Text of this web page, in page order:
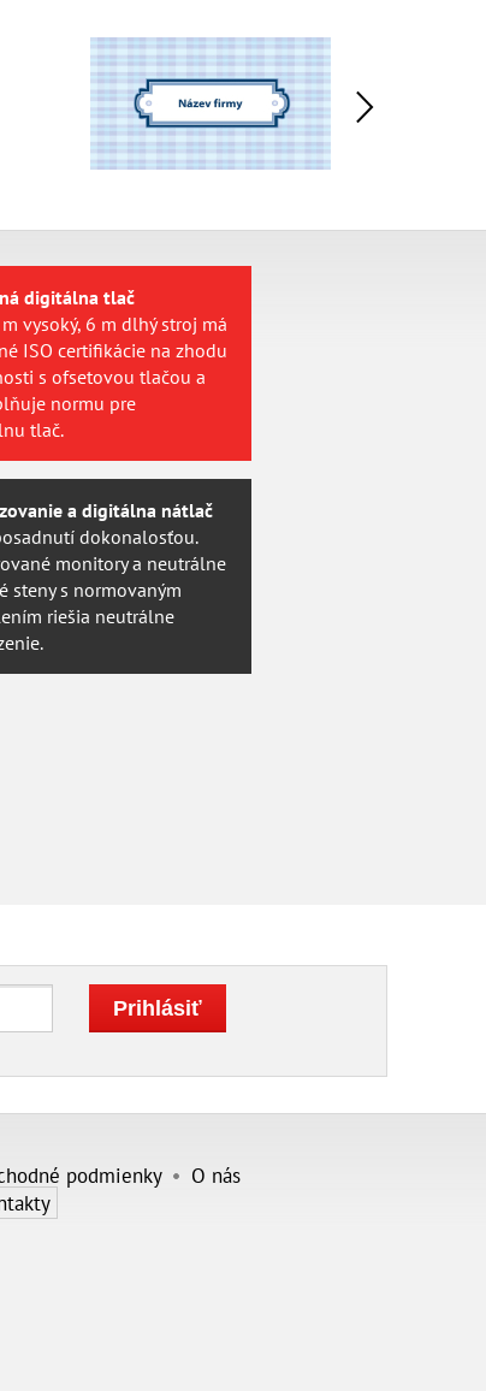
digitálna tlač
vysoký, 6 m dlhý stroj má
ISO certifikácie na zhodu
s ofsetovou tlačou a
normu pre
tlač.
a digitálna nátlač
dokonalosťou.
monitory a neutrálne
steny s normovaným
riešia neutrálne
podmienky
O nás